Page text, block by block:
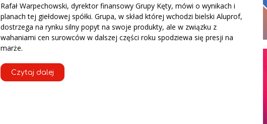
Rafał Warpechowski, dyrektor finansowy Grupy Kęty, mówi o wynikach i
planach tej giełdowej spółki. Grupa, w skład której wchodzi bielski Aluprof,
dostrzega na rynku silny popyt na swoje produkty, ale w związku z
wahaniami cen surowców w dalszej części roku spodziewa się presji na
marże.
Czytaj dalej